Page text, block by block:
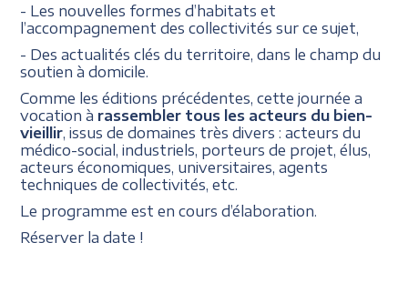
- Les nouvelles formes d’habitats et
l’accompagnement des collectivités sur ce sujet,
- Des actualités clés du territoire, dans le champ du
soutien à domicile.
Comme les éditions précédentes, cette journée a
vocation à rassembler tous les acteurs du bien-
vieillir , issus de domaines très divers : acteurs du
médico-social, industriels, porteurs de projet, élus,
acteurs économiques, universitaires, agents
techniques de collectivités, etc.
Le programme est en cours d’élaboration.
Réserver la date !